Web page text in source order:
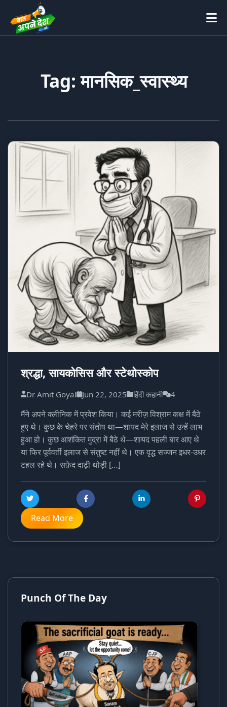
Tag: मानसिक_स्वास्थ्य
श्रद्धा, सायकोसिस और स्टेथोस्कोप
Dr Amit Goyal Jun 22, 2025 हिंदी कहानी 4
मैंने अपने क्लीनिक में प्रवेश किया। कई मरीज़ विश्राम कक्ष में बैठे
हुए थे। कुछ के चेहरे पर संतोष था—शायद मेरे इलाज से उन्हें लाभ
हुआ हो। कुछ आशंकित मुद्रा में बैठे थे—शायद पहली बार आए थे
या फिर पूर्ववर्ती इलाज से संतुष्ट नहीं थे। एक वृद्ध सज्जन इधर-उधर
टहल रहे थे। सफ़ेद दाढ़ी थोड़ी […]
Read More
Punch Of The Day